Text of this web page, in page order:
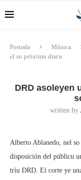
Portada Música
el so próximu discu
DRD asoleyen
written by
Alberto Ablanedo, nel
disposición del públicu
tríu DRD. El corte ye